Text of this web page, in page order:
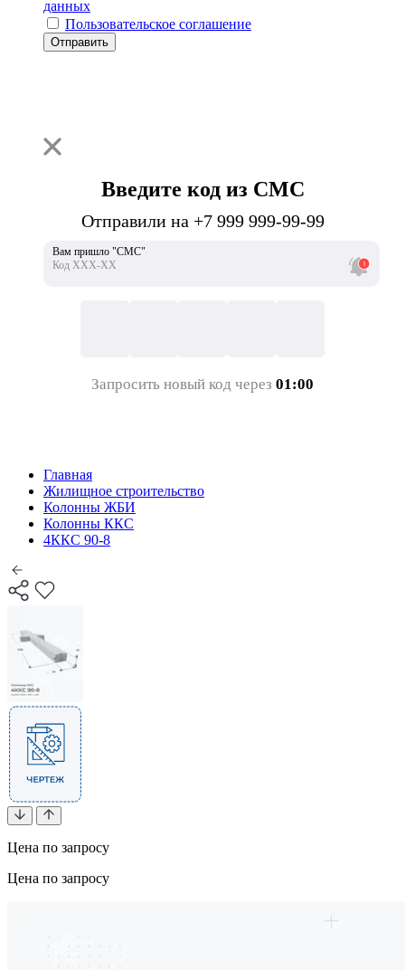
данных
Пользовательское соглашение
Отправить
Введите код из СМС
Отправили на +7 999 999-99-99
Вам пришло "СМС"
Код ХХХ-ХХ
Запросить новый код через 01:00
Главная
Жилищное строительство
Колонны ЖБИ
Колонны ККС
4ККС 90-8
Цена по запросу
Цена по запросу